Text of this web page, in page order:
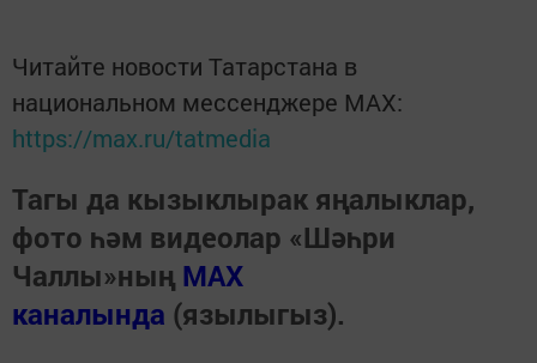
Читайте новости Татарстана в
национальном мессенджере MАХ:
https://max.ru/tatmedia
Тагы да кызыклырак яңалыклар,
фото һәм видеолар «Шәһри
Чаллы»ның MAX
каналында (язылыгыз).